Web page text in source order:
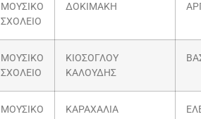
ΜΟΥΣΙΚΟ
ΣΧΟΛΕΙΟ
ΔΟΚΙΜΑΚΗ
ΜΟΥΣΙΚΟ
ΣΧΟΛΕΙΟ
ΚΙΟΣΟΓΛΟΥ
ΚΑΛΟΥΔΗΣ
ΜΟΥΣΙΚΟ
ΚΑΡΑΧΑΛΙΑ